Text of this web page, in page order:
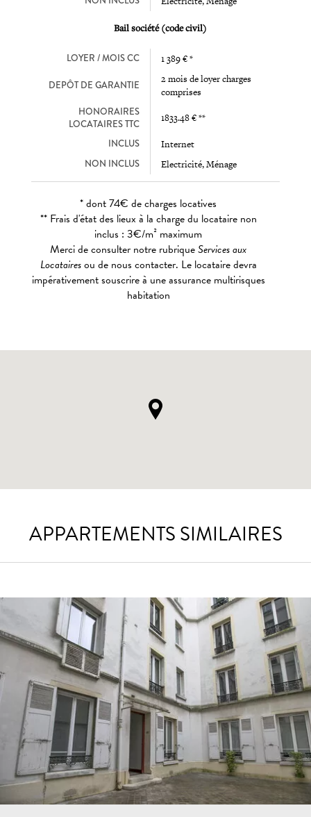
Bail société (code civil)
LOYER / MOIS CC 1 389 € *
DEPÔT DE GARANTIE
2 mois de loyer charges
comprises
HONORAIRES
LOCATAIRES TTC
1833.48 € **
INCLUS Internet
NON INCLUS Electricité, Ménage
* dont 74€ de charges locatives
** Frais d'état des lieux à la charge du locataire non
inclus : 3€/m² maximum
Merci de consulter notre rubriqueServices aux
Locatairesou de nous contacter. Le locataire devra
impérativement souscrire à une assurance multirisques
habitation
APPARTEMENTS SIMILAIRES